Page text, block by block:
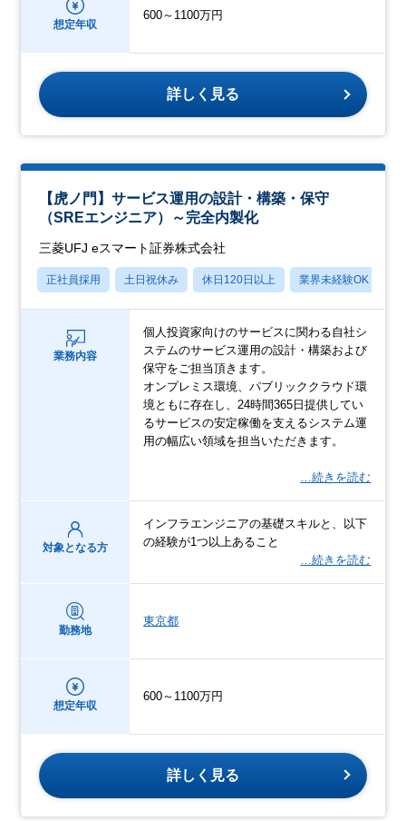
想定年収
600～1100万円
詳しく見る
【虎ノ門】サービス運用の設計・構築・保守
（SREエンジニア）～完全内製化
三菱UFJ eスマート証券株式会社
正社員採用 土日祝休み 休日120日以上 業界未経験OK
業務内容
個人投資家向けのサービスに関わる自社シ
ステムのサービス運用の設計・構築および
保守をご担当頂きます。
オンプレミス環境、パブリッククラウド環
境ともに存在し、24時間365日提供してい
るサービスの安定稼働を支えるシステム運
用の幅広い領域を担当いただきます。
…続きを読む
対象となる方
インフラエンジニアの基礎スキルと、以下
の経験が1つ以上あること
…続きを読む
勤務地
東京都
想定年収
600～1100万円
詳しく見る